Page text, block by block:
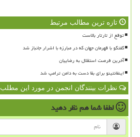
تازه ترین مطالب مرتبط
توقع از تارتار بالاست
گفتگو با قهرمان جهان که در مبارزه با اشرار جانباز شد
آخرین فرصت استقلال به رضاییان
اینفانتینو برای بقا دست به دامن ترامپ شد
نظرات بینندگان انجمن در مورد این مطلب
لطفا شما همنظر دهید